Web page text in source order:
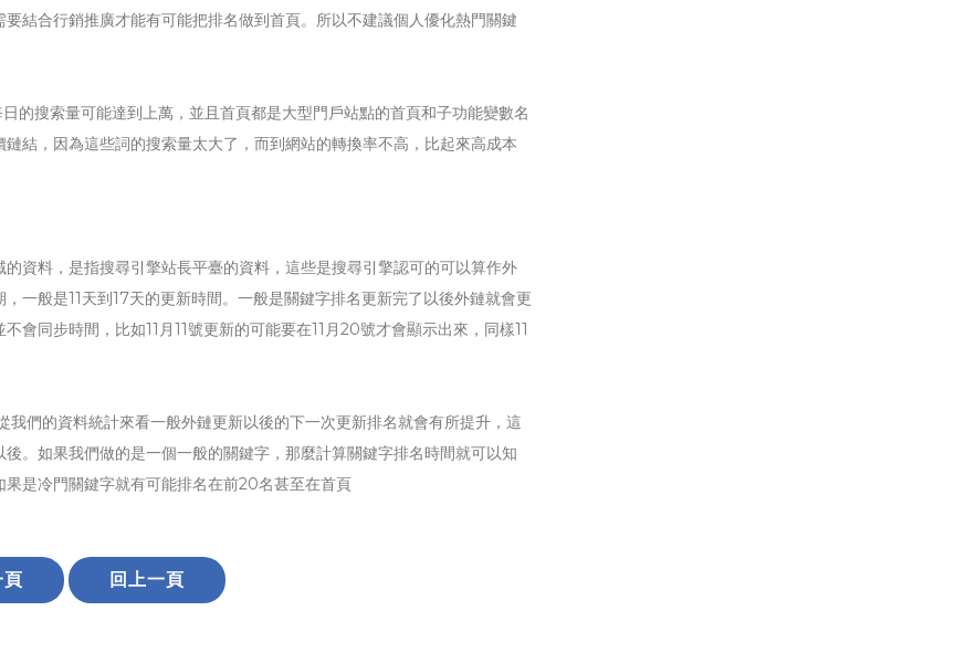
結合行銷推廣才能有可能把排名做到首頁。所以不建議個人優化熱門關鍵
的搜索量可能達到上萬，並且首頁都是大型門戶站點的首頁和子功能變數名
結，因為這些詞的搜索量太大了，而到網站的轉換率不高，比起來高成本
資料，是指搜尋引擎站長平臺的資料，這些是搜尋引擎認可的可以算作外
一般是11天到17天的更新時間。一般是關鍵字排名更新完了以後外鏈就會更
會同步時間，比如11月11號更新的可能要在11月20號才會顯示出來，同樣11
我們的資料統計來看一般外鏈更新以後的下一次更新排名就會有所提升，這
。如果我們做的是一個一般的關鍵字，那麼計算關鍵字排名時間就可以知
是冷門關鍵字就有可能排名在前20名甚至在首頁
頁 回上一頁